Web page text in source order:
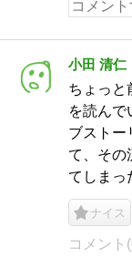
小田 清仁
ちょっと
を読んで
ブストー
て、その
てしまっ
ナイス
コメント